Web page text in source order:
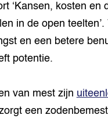
‘Kansen, kosten en
in de open
en een betere
potentie.
van mest zijn
een